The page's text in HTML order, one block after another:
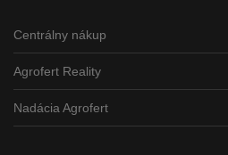
Centrálny nákup
Agrofert Reality
Nadácia Agrofert